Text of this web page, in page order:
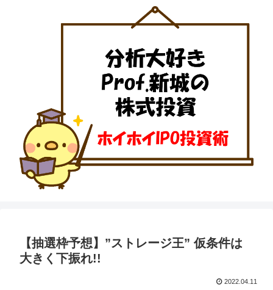
【抽選枠予想】”ストレージ王” 仮条件は
大きく下振れ!!
2022.04.11